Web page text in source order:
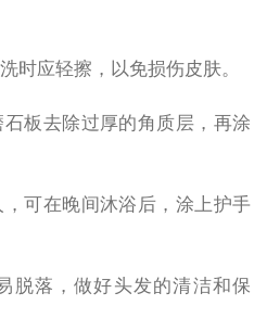
时应轻擦，以免损伤皮肤。
板去除过厚的角质层，再涂
可在晚间沐浴后，涂上护手
脱落，做好头发的清洁和保